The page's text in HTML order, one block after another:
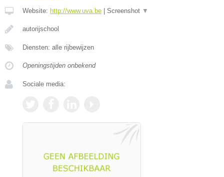
Website: http://www.uva.be Screenshot ▼
autorijschool
Diensten: alle rijbewijzen
Openingstijden onbekend
Sociale media: